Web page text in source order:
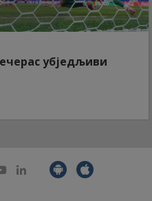
убједљиви